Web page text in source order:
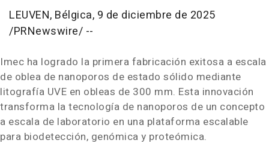
LEUVEN, Bélgica, 9 de diciembre de 2025
/PRNewswire/ --
Imec ha logrado la primera fabricación exitosa a escala
de oblea de nanoporos de estado sólido mediante
litografía UVE en obleas de 300 mm. Esta innovación
transforma la tecnología de nanoporos de un concepto
a escala de laboratorio en una plataforma escalable
para biodetección, genómica y proteómica.